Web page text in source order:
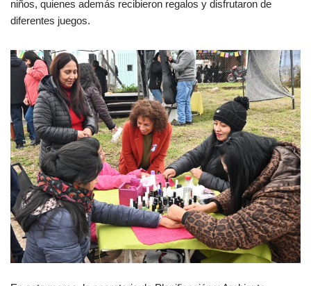
niños, quienes además recibieron regalos y disfrutaron de
diferentes juegos.